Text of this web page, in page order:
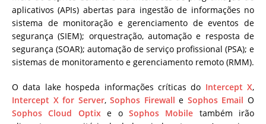
aplicativos (APIs) abertas para ingestão de informações no
sistema de monitoração e gerenciamento de eventos de
segurança (SIEM); orquestração, automação e resposta de
segurança (SOAR); automação de serviço profissional (PSA); e
sistemas de monitoramento e gerenciamento remoto (RMM).
O data lake hospeda informações críticas do Intercept X,
Intercept X for Server,Sophos Firewall e Sophos Email O
Sophos Cloud Optix e o Sophos Mobile também irão